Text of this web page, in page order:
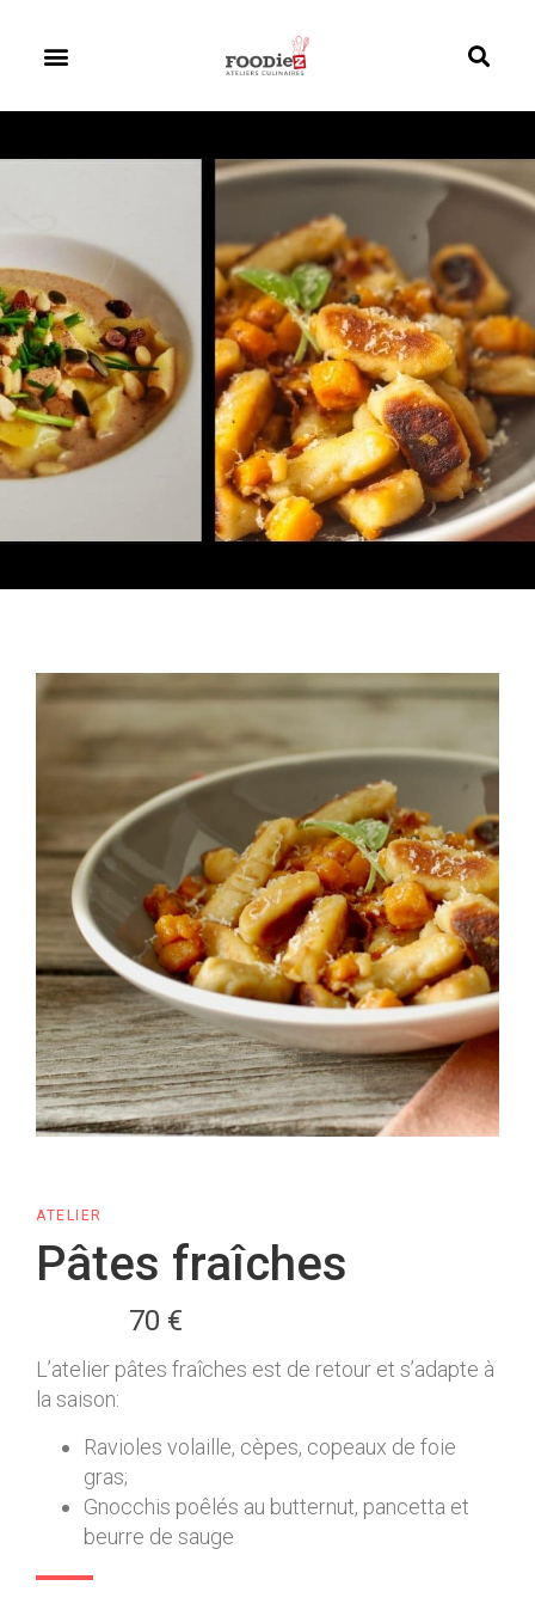
ATELIER
Pâtes fraîches
70 €
L’atelier pâtes fraîches est de retour et s’adapte à
la saison:
Ravioles volaille, cèpes, copeaux de foie
gras;
Gnocchis poêlés au butternut, pancetta et
beurre de sauge